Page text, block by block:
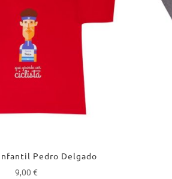
Pedro Delgado
9,00€